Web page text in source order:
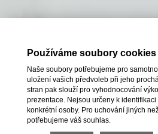
Používáme soubory cookies
Naše soubory potřebujeme pro
uložení vašich předvoleb při jeho
stran pak slouží pro vyhodnocování
prezentace. Nejsou určeny k
konkrétní osoby. Pro uchování jiných
potřebujeme váš souhlas.